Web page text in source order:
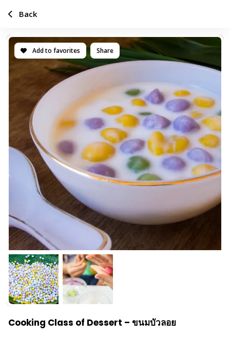
Add to favorites Share
Cooking Class of Dessert – ขนมบัวลอย
Back